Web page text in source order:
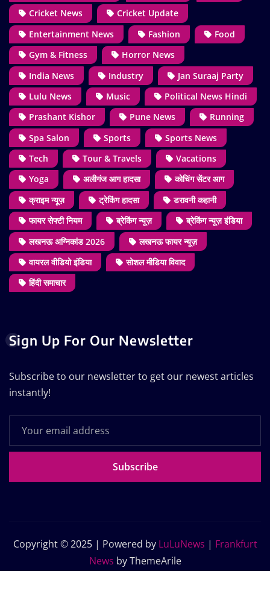
Cricket News
Cricket Update
Entertainment News
Fashion
Food
Gym & Fitness
Horror News
India News
Industry
Jan Suraaj Party
Lulu News
Music
Political News Hindi
Prashant Kishor
Pune News
Running
Spa Salon
Sports
Sports News
Tech
Tour & Travels
Vacations
Yoga
अलीगंज आग हादसा
कोचिंग सेंटर आग
क्राइम न्यूज़
ट्रेकिंग हादसा
डरावनी कहानी
फायर सेफ्टी नियम
ब्रेकिंग न्यूज़
ब्रेकिंग न्यूज़ इंडिया
लखनऊ अग्निकांड 2026
लखनऊ फायर न्यूज़
वायरल वीडियो इंडिया
सोशल मीडिया विवाद
हिंदी समाचार
Sign Up For Our Newsletter
Subscribe to our newsletter to get our newest articles
instantly!
Subscribe
Copyright © 2025 | Powered by LuLuNews | Frankfurt
News by ThemeArile